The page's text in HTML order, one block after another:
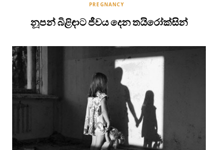
PREGNANCY
නූපන් බිළිඳාට ජීවය දෙන තයිරෝක්සින්